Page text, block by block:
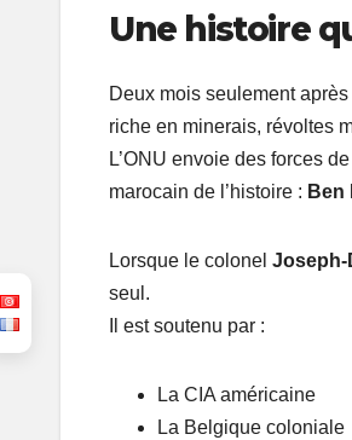
Une histoire
Deux mois seulement
riche en minerais, révoltes
L’ONU envoie des forces
marocain de l’histoire : Ben
Lorsque le colonel Joseph-
seul.
Il est soutenu par :
La CIA américaine
La Belgique coloniale